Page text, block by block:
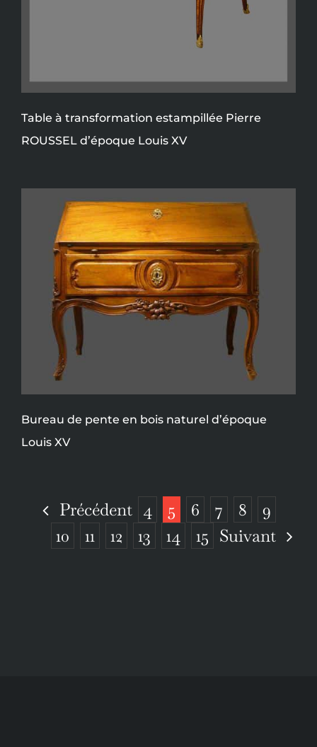
Table à transformation estampillée Pierre
ROUSSEL d’époque Louis XV
Bureau de pente en bois naturel d’époque
Louis XV
Précédent 4 5 6 7 8
9
10
11 12 13 14 15 Suivant